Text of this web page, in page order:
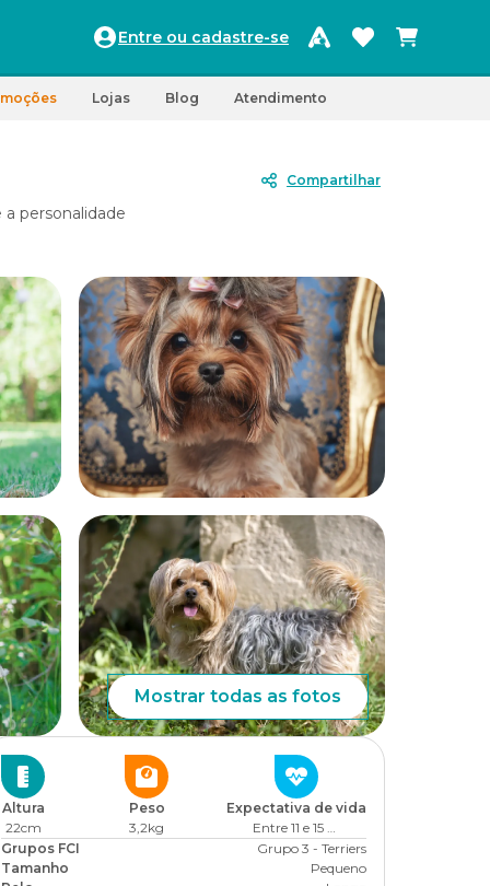
Entre ou cadastre-se
Lojas Blog Atendimento
personalidade
Compartilhar
Mostrar todas as fotos
Altura
22cm
Peso
3,2kg
Expectativa de vida
Entre 11 e 15 anos
Grupos FCI
Grupo 3 - Terriers
Tamanho
Pequeno